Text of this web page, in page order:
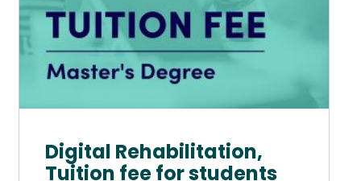
Digital Rehabilitation,
Tuition fee for students